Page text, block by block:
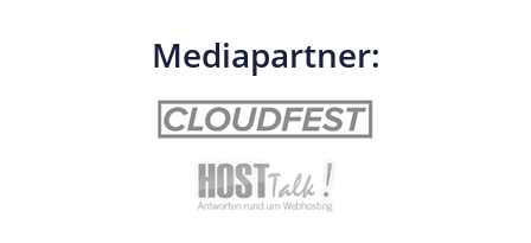
Mediapartner: